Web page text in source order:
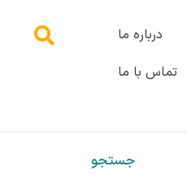
درباره ما
تماس با ما
جستجو